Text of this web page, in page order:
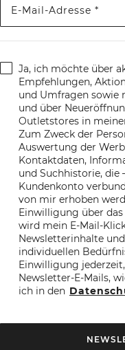
E-Mail-Adresse *
Ja, ich möchte über
Empfehlungen,
und Umfragen sowie
und über
Outletstores in
Zum Zweck der
Auswertung der
Kontaktdaten,
und Suchhistorie, die
Kundenkonto
von mir erhoben
Einwilligung über
wird mein E-Mail-
Newsletterinhalte
individuellen
Einwilligung
Newsletter-E-Mails,
ich in den